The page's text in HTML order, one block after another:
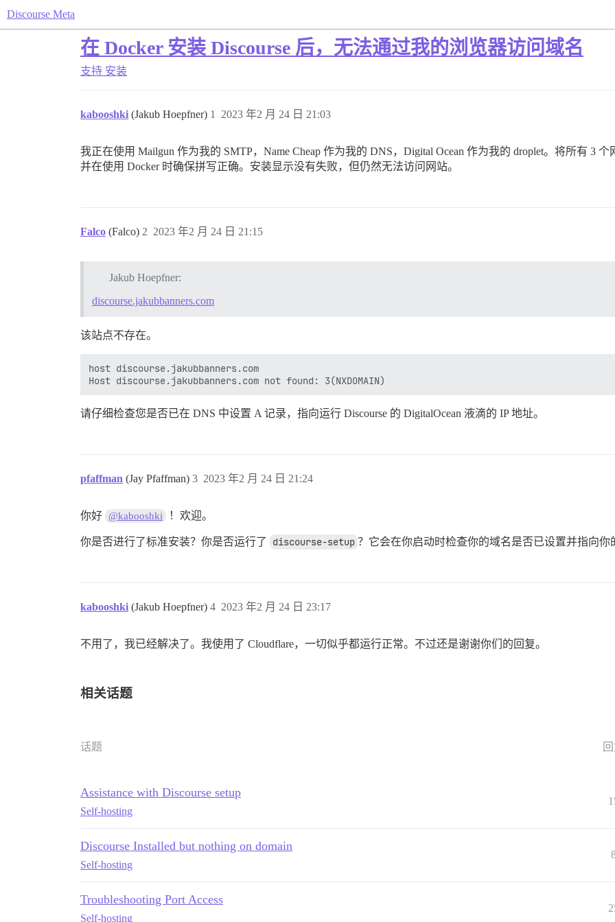
Discourse Meta
在 Docker 安装 Discourse 后，无法通过我的浏览器访问域名
支持 安装
kabooshki (Jakub Hoepfner) 2023 年2 月 24 日 21:03
1
我正在使用 Mailgun 作为我的 SMTP，Name Cheap 作为我的 DNS，Digital Ocean 作为我的 droplet。将所有 3
并在使用 Docker 时确保拼写正确。安装显示没有失败，但仍然无法访问网站。
Falco (Falco) 2023 年2 月 24 日 21:15
2
Jakub Hoepfner:
discourse.jakubbanners.com
该站点不存在。
host discourse.jakubbanners.com
请仔细检查您是否已在 DNS 中设置 A 记录，指向运行 Discourse 的 DigitalOcean 液滴的 IP 地址。
pfaffman (Jay Pfaffman) 2023 年2 月 24 日 21:24
3
你好 @kabooshki ！欢迎。
你是否进行了标准安装？你是否运行了 discourse-setup ？它会在你启动时检查你的域名是否已设置并指向你
kabooshki (Jakub Hoepfner) 2023 年2 月 24 日 23:17
4
不用了，我已经解决了。我使用了 Cloudflare，一切似乎都运行正常。不过还是谢谢你们的回复。
相关话题
话题
Assistance with Discourse setup
Self-hosting
Discourse Installed but nothing on domain
Self-hosting
Troubleshooting Port Access
Self-hosting